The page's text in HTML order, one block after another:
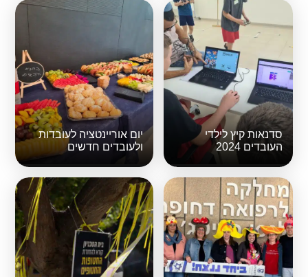
סדנאות קיץ לילדי
העובדים 2024
יום אוריינטציה לעובדות
ולעובדים חדשים